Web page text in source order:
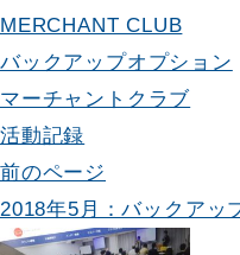
MERCHANT CLUB
バックアップオプション
マーチャントクラブ
活動記録
投
稿
前のページ
2018年5月：バックアッ